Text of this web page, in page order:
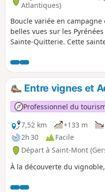
Atlantiques)
Boucle variée en
belles vues sur les
Sainte-Quitterie. Cette
réputées miraculeuses.
parcours n°9 du vieux
en Miey de Béarn". Les
sont en place durant une
ensuite c'est plus aléatoire.
Entre vignes et
Professionnel du
7,52 km
+133 m
2h 30
Facile
Départ à Saint-Mont
À la découverte du